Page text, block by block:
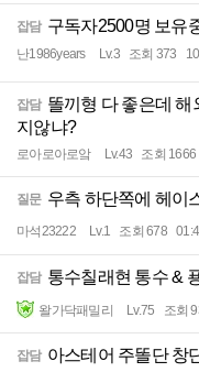
잡담 구독자2500명 보유
난1986years Lv.3 조회 373
잡담 똘끼형 다 좋은데 해
지않냐?
로아로아로앜 Lv.43 조회 1666
질문 우측 하단쪽에 헤이
마석23222 Lv.1 조회 678
잡담 통수칠래현 통수 &
왈가닥패밀리 Lv.75 조회
잡담 아스테어 주똘단 창